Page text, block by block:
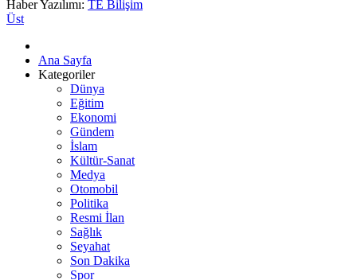
Haber Yazılımı: TE Bilişim
Üst
Ana Sayfa
Kategoriler
Dünya
Eğitim
Ekonomi
Gündem
İslam
Kültür-Sanat
Medya
Otomobil
Politika
Resmi İlan
Sağlık
Seyahat
Son Dakika
Spor